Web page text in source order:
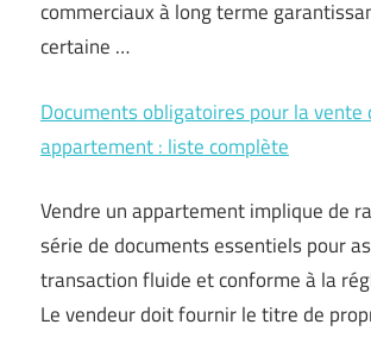
commerciaux à long terme
certaine …
Documents obligatoires pour la vente
appartement : liste complète
Vendre un appartement implique de
série de documents essentiels pour
transaction fluide et conforme à la
Le vendeur doit fournir le titre de